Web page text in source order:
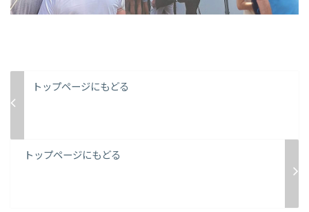
トップページにもどる
トップページにもどる